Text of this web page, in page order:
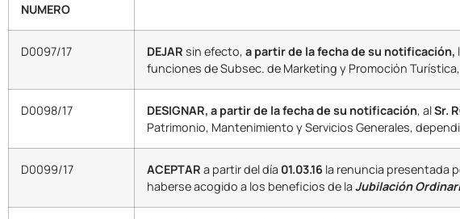
NUMERO
D0097/17 DEJAR sin efecto, a partir de la fecha de su notificación,
funciones de Subsec. de Marketing y Promoción
D0098/17 DESIGNAR, a partir de la fecha de su notificación, alSr.
Patrimonio, Mantenimiento y Servicios Generales,
D0099/17 ACEPTAR a partir del día 01.03.16 la renuncia presentada
haberse acogido a los beneficios de laJubilación